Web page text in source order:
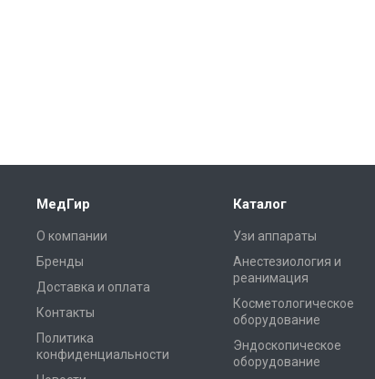
МедГир
О компании
Бренды
Доставка и оплата
Контакты
Политика
конфиденциальности
Каталог
Узи аппараты
Анестезиология и
реанимация
Косметологическое
оборудование
Эндоскопическое
оборудование